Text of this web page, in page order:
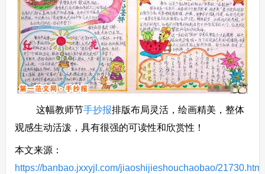
这幅教师节手抄报排版布局灵活，绘画精美，整体
观感生动活泼，具有很强的可读性和欣赏性！
本文来源：
https://banbao.jxxyjl.com/jiaoshijieshouchaobao/21730.html